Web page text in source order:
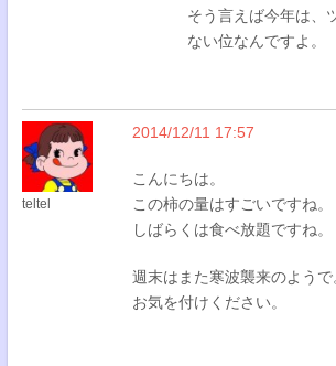
そう言えば今年は、
ない位なんですよ。
teltel
2014/12/11 17:57
こんにちは。
この柿の量はすごいですね。
しばらくは食べ放題ですね。
週末はまた寒波襲来のようで
お気を付けください。